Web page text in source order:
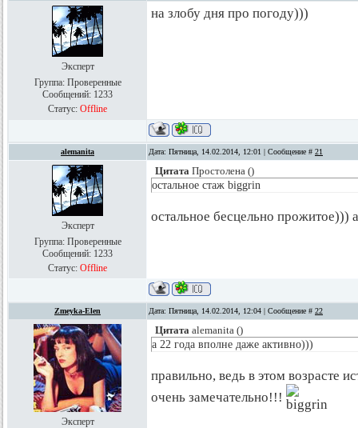
Эксперт
Группа: Проверенные
Сообщений: 1233
Статус: Offline
на злобу дня про погоду)))
alemanita Дата: Пятница, 14.02.2014, 12:01 | Сообщение # 21
Эксперт
Группа: Проверенные
Сообщений: 1233
Статус: Offline
Цитата Простолена ()
остальное стаж biggrin
остальное бесцельно прожитое)))
Zmeyka-Elen Дата: Пятница, 14.02.2014, 12:04 | Сообщение # 22
Эксперт
Цитата alemanita ()
а 22 года вполне даже активно)))
правильно, ведь в этом возрасте
очень замечательно!!!